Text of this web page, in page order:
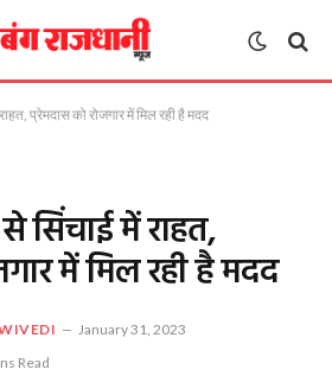
प्रेमदास को रोजगार में मिल रही है मदद
सिंचाई में राहत,
में मिल रही है मदद
January 31, 2023
Read